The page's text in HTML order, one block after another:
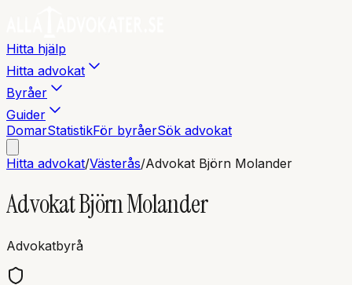
Hitta hjälp
Hitta advokat
Byråer
Guider
DomarStatistikFör byråerSök advokat
Hitta advokat/Västerås/Advokat Björn Molander
Advokat Björn Molander
Advokatbyrå